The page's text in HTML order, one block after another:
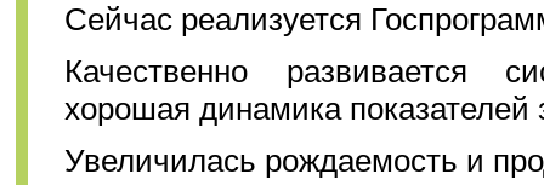
Сейчас реализуется
Качественно развивается
хорошая динамика показателей
Увеличилась рождаемость и